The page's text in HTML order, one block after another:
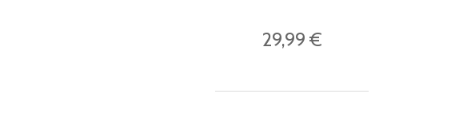
29,99 €